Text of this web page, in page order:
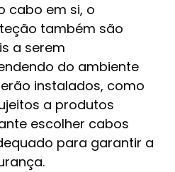
cabo em si, o
também são
a serem
do ambiente
instalados, como
a produtos
escolher cabos
para garantir a